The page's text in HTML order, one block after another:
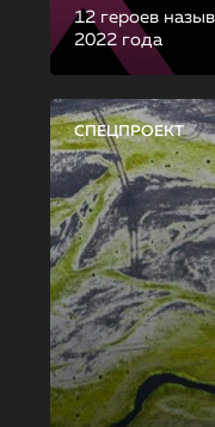
12 героев
2022 года
СПЕЦПРОЕКТ